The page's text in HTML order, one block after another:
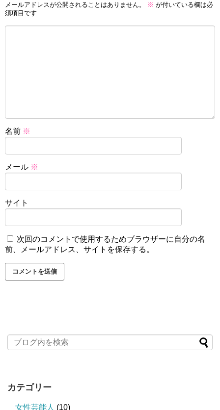
メールアドレスが公開されることはありません。 ※ が付いている欄は必
須項目です
名前 ※
メール ※
サイト
次回のコメントで使用するためブラウザーに自分の名
前、メールアドレス、サイトを保存する。
カテゴリー
女性芸能人 (10)